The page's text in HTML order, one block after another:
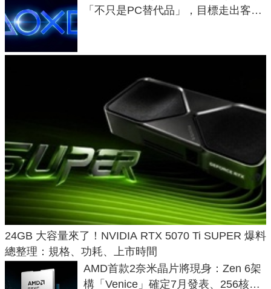
「不只是PC替代品」，目標走出客
24GB 大容量來了！NVIDIA RTX 5070 Ti SUPER 爆料
總整理：規格、功耗、上市時間
AMD首款2奈米晶片將現身：Zen 6架
構「Venice」確定7月發表、256核心